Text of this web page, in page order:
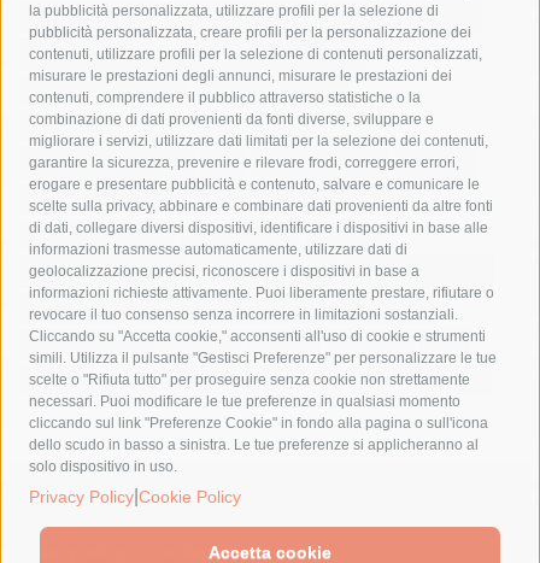
la pubblicità personalizzata, utilizzare profili per la selezione di
pubblicità personalizzata, creare profili per la personalizzazione dei
contenuti, utilizzare profili per la selezione di contenuti personalizzati,
misurare le prestazioni degli annunci, misurare le prestazioni dei
contenuti, comprendere il pubblico attraverso statistiche o la
combinazione di dati provenienti da fonti diverse, sviluppare e
migliorare i servizi, utilizzare dati limitati per la selezione dei contenuti,
garantire la sicurezza, prevenire e rilevare frodi, correggere errori,
erogare e presentare pubblicità e contenuto, salvare e comunicare le
scelte sulla privacy, abbinare e combinare dati provenienti da altre fonti
di dati, collegare diversi dispositivi, identificare i dispositivi in base alle
informazioni trasmesse automaticamente, utilizzare dati di
geolocalizzazione precisi, riconoscere i dispositivi in base a
informazioni richieste attivamente. Puoi liberamente prestare, rifiutare o
revocare il tuo consenso senza incorrere in limitazioni sostanziali.
Cliccando su "Accetta cookie," acconsenti all'uso di cookie e strumenti
simili. Utilizza il pulsante "Gestisci Preferenze" per personalizzare le tue
scelte o "Rifiuta tutto" per proseguire senza cookie non strettamente
necessari. Puoi modificare le tue preferenze in qualsiasi momento
cliccando sul link "Preferenze Cookie" in fondo alla pagina o sull'icona
dello scudo in basso a sinistra. Le tue preferenze si applicheranno al
solo dispositivo in uso.
Privacy Policy Cookie Policy
Accetta cookie
Asl Napoli 3 sud
capitaneria di porto capri
carabinieri
castellammare di stabia
circumvesuviana
comune di sorrento
concerto
contagi
costiera amalfitana
covid-19 eav
elezioni
fondazione sorrento
gori guardia costiera
incidente
lavori
lorenzo balducelli mare
massa lubrense
massimo coppola
Meta napoli
ordinanza
penisola sorrentina
piano di sorrento
polizia municipale
protezione civile
Regione Campania
sant'agnello
sindaco cuomo
sorrento studenti temporali
treni
turismo
Vico Equense villa fiorentino vincenzo de luca
© 2015 SorrentoPress. All rights reserved.
Il giornale online della Penisola Sorrentina
Cookie Policy